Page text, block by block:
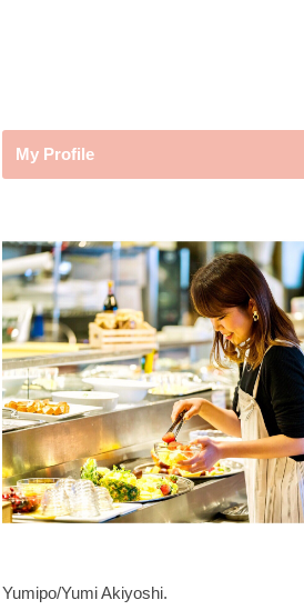
My Profile
Yumipo/Yumi Akiyoshi.